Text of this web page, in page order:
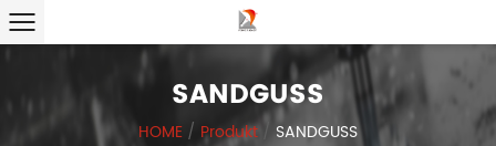
SANDGUSS
HOME / Produkt SANDGUSS